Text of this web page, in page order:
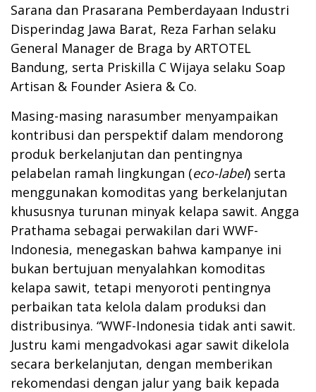
Sarana dan Prasarana Pemberdayaan Industri
Disperindag Jawa Barat, Reza Farhan selaku
General Manager de Braga by ARTOTEL
Bandung, serta Priskilla C Wijaya selaku Soap
Artisan & Founder Asiera & Co.
Masing-masing narasumber menyampaikan
kontribusi dan perspektif dalam mendorong
produk berkelanjutan dan pentingnya
pelabelan ramah lingkungan (eco-label) serta
menggunakan komoditas yang berkelanjutan
khususnya turunan minyak kelapa sawit. Angga
Prathama sebagai perwakilan dari WWF-
Indonesia, menegaskan bahwa kampanye ini
bukan bertujuan menyalahkan komoditas
kelapa sawit, tetapi menyoroti pentingnya
perbaikan tata kelola dalam produksi dan
distribusinya. “WWF-Indonesia tidak anti sawit.
Justru kami mengadvokasi agar sawit dikelola
secara berkelanjutan, dengan memberikan
rekomendasi dengan jalur yang baik kepada